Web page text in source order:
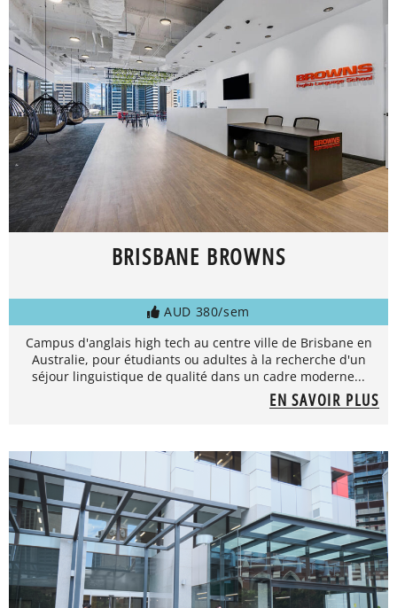
BRISBANE BROWNS
AUD 380/sem
Campus d'anglais high tech au centre ville de Brisbane en
Australie, pour étudiants ou adultes à la recherche d'un
séjour linguistique de qualité dans un cadre moderne...
EN SAVOIR PLUS